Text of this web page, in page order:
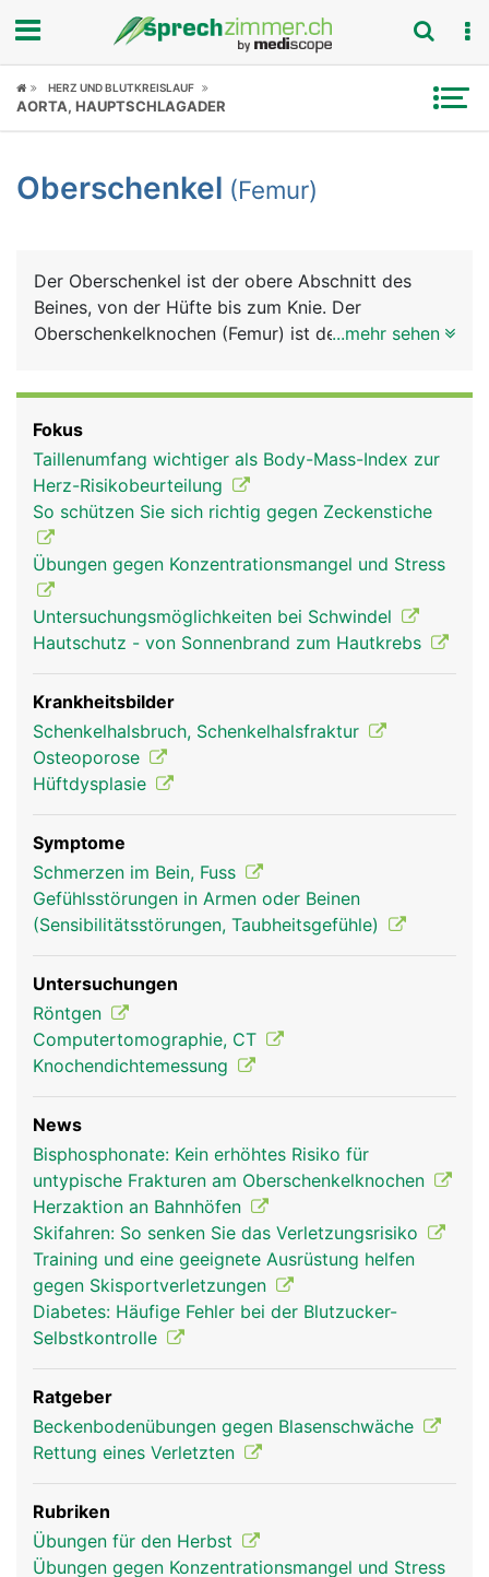
Fokus
Symptome
News
Rubriken
HERZ UND BLUTKREISLAUF
AORTA, HAUPTSCHLAGADER
Oberschenkel (Femur)
Der Oberschenkel ist der obere Abschnitt des
Beines, von der Hüfte bis zum Knie. Der
Oberschenkelknochen (Femur) ist der längste und
besteht von oben nach unten aus dem kugeligen
Kopf (Hüftkopf), einem kurzen Hals
(Schenkelhals), einen langen Schaft und einem
verdickten unteren Ende mit zwei walzenförmigen
Gelenkknorren, die mit dem Schienbein und der
Kniescheibe das Knie bilden. Der Hüftkopf bildet
mit der Hüftpfanne des Beckens das Hüftgelenk.
Der Oberschenkelknochen dient ausserdem als
Befestigungsanker für Bänder und Muskeln.
Mann
...mehr sehen
Fokus
Taillenumfang wichtiger als Body-Mass-Index zur
Herz-Risikobeurteilung
So schützen Sie sich richtig gegen Zeckenstiche
Übungen gegen Konzentrationsmangel und Stress
Untersuchungsmöglichkeiten bei Schwindel
Hautschutz - von Sonnenbrand zum Hautkrebs
Krankheitsbilder
Schenkelhalsbruch, Schenkelhalsfraktur
Osteoporose
Hüftdysplasie
Symptome
Schmerzen im Bein, Fuss
Gefühlsstörungen in Armen oder Beinen
(Sensibilitätsstörungen, Taubheitsgefühle)
Untersuchungen
Röntgen
Computertomographie, CT
Knochendichtemessung
News
Bisphosphonate: Kein erhöhtes Risiko für
untypische Frakturen am Oberschenkelknochen
Herzaktion an Bahnhöfen
Skifahren: So senken Sie das Verletzungsrisiko
Training und eine geeignete Ausrüstung helfen
gegen Skisportverletzungen
Diabetes: Häufige Fehler bei der Blutzucker-
Selbstkontrolle
Ratgeber
Beckenbodenübungen gegen Blasenschwäche
Rettung eines Verletzten
Rubriken
Übungen für den Herbst
Übungen gegen Konzentrationsmangel und Stress